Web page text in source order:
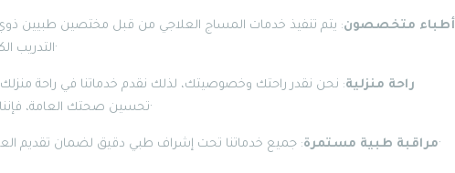
أطباء متخصصون: يتم تنفيذ خدمات المساج العلاجي من قبل مختصين طبيين ذوي
التدريب الكافي لفهم احتياجات المريض وتوفير العلاج الأمثل·
راحة منزلية: نحن نقدر راحتك وخصوصيتك، لذلك نقدم خدماتنا في راحة
تحسين صحتك العامة، فإننا نوفر لك تجربة علاجية مريحة في مكانك المفضل·
مراقبة طبية مستمرة: جميع خدماتنا تحت إشراف طبي دقيق لضمان تقديم العلاج الآمن والفعال بما يتناسب مع حالتك الصحية·